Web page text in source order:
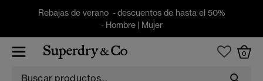
Rebajas de verano - descuentos de hasta el 50%
- Hombre| Mujer
0